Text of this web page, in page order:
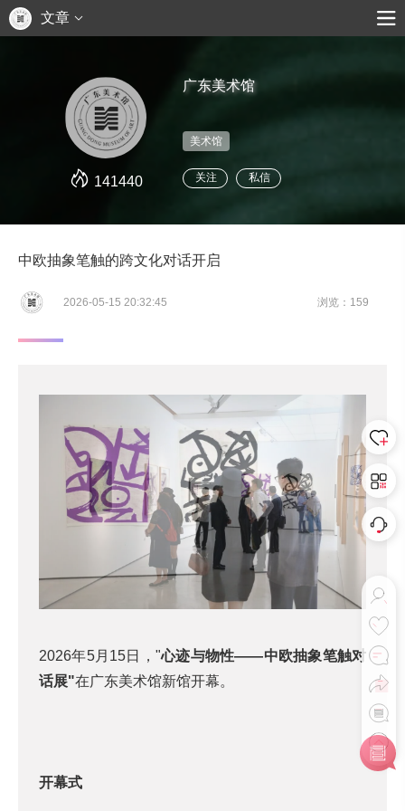
文章
141440
广东美术馆
美术馆
关注 私信
中欧抽象笔触的跨文化对话开启
2026-05-15 20:32:45 浏览：159
2026年5月15日，"心迹与物性——中欧抽象笔触对
话展"在广东美术馆新馆开幕。
开幕式